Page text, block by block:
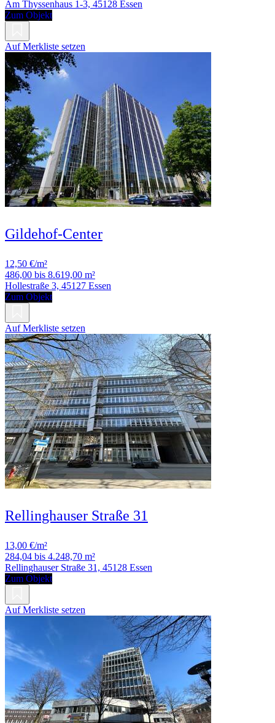
Am Thyssenhaus 1-3, 45128 Essen
Zum Objekt
Auf Merkliste setzen
Gildehof-Center
12,50 €/m²
486,00 bis 8.619,00 m²
Hollestraße 3, 45127 Essen
Zum Objekt
Auf Merkliste setzen
Rellinghauser Straße 31
13,00 €/m²
284,04 bis 4.248,70 m²
Rellinghauser Straße 31, 45128 Essen
Zum Objekt
Auf Merkliste setzen